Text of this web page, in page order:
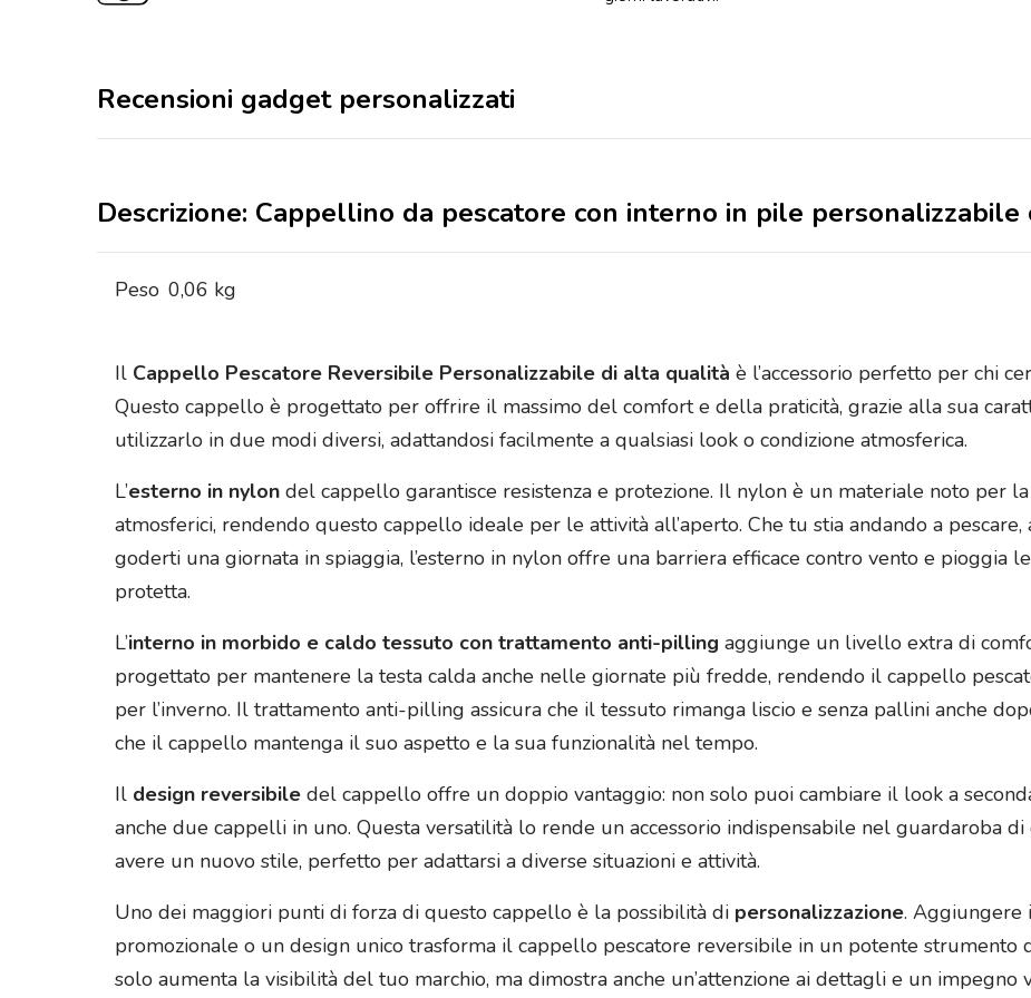
Recensioni gadget personalizzati
Descrizione: Cappellino da pescatore con interno in pile personalizzabile
Peso 0,06 kg
Il Cappello Pescatore Reversibile Personalizzabile di alta qualità è l’accessorio perfetto per chi
Questo cappello è progettato per offrire il massimo del comfort e della praticità, grazie alla sua
utilizzarlo in due modi diversi, adattandosi facilmente a qualsiasi look o condizione atmosferica.
L’esterno in nylon del cappello garantisce resistenza e protezione. Il nylon è un materiale noto per
atmosferici, rendendo questo cappello ideale per le attività all’aperto. Che tu stia andando a pescare,
goderti una giornata in spiaggia, l’esterno in nylon offre una barriera efficace contro vento e pioggia
protetta.
L’interno in morbido e caldo tessuto con trattamento anti-pilling aggiunge un livello extra di
progettato per mantenere la testa calda anche nelle giornate più fredde, rendendo il cappello
per l’inverno. Il trattamento anti-pilling assicura che il tessuto rimanga liscio e senza pallini anche
che il cappello mantenga il suo aspetto e la sua funzionalità nel tempo.
Il design reversibile del cappello offre un doppio vantaggio: non solo puoi cambiare il look a
anche due cappelli in uno. Questa versatilità lo rende un accessorio indispensabile nel guardaroba
avere un nuovo stile, perfetto per adattarsi a diverse situazioni e attività.
Uno dei maggiori punti di forza di questo cappello è la possibilità di personalizzazione. Aggiungere
promozionale o un design unico trasforma il cappello pescatore reversibile in un potente strumento
solo aumenta la visibilità del tuo marchio, ma dimostra anche un’attenzione ai dettagli e un